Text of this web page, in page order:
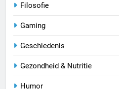
Filosofie
Gaming
Geschiedenis
Gezondheid & Nutritie
Humor